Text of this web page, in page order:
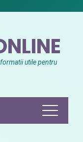
utile pentru